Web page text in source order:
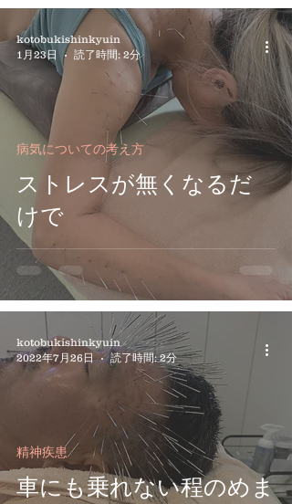
ストレスが無くなるだ
けで
病気についての考え方
kotobukishinkyuin
1月23日
読了時間: 2分
車にも乗れない程のめま
精神疾患
kotobukishinkyuin
2022年7月26日
読了時間: 2分